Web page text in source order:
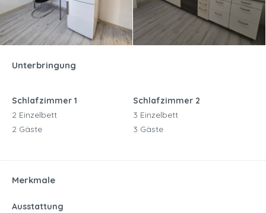
Unterbringung
Schlafzimmer 1
2 Einzelbett
2 Gäste
Schlafzimmer 2
3 Einzelbett
3 Gäste
Merkmale
Ausstattung